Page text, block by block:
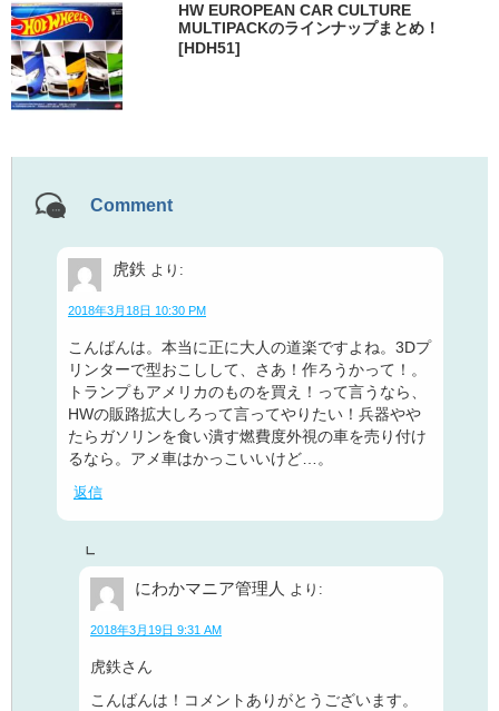
HW EUROPEAN CAR CULTURE
MULTIPACKのラインナップまとめ！
[HDH51]
Comment
虎鉄 より:
2018年3月18日 10:30 PM
こんばんは。本当に正に大人の道楽ですよね。3Dプ
リンターで型おこしして、さあ！作ろうかって！。
トランプもアメリカのものを買え！って言うなら、
HWの販路拡大しろって言ってやりたい！兵器やや
たらガソリンを食い潰す燃費度外視の車を売り付け
るなら。アメ車はかっこいいけど…。
返信
にわかマニア管理人 より:
2018年3月19日 9:31 AM
虎鉄さん
こんばんは！コメントありがとうございます。